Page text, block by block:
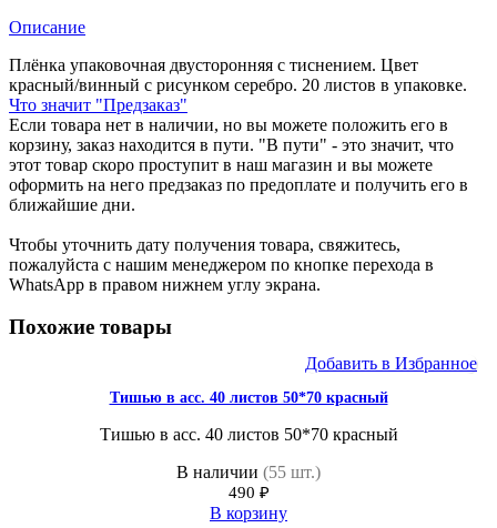
листов
Описание
Плёнка упаковочная двусторонняя с тиснением. Цвет
красный/винный с рисунком серебро. 20 листов в упаковке.
Что значит "Предзаказ"
Если товара нет в наличии, но вы можете положить его в
корзину, заказ находится в пути. "В пути" - это значит, что
этот товар скоро проступит в наш магазин и вы можете
оформить на него предзаказ по предоплате и получить его в
ближайшие дни.
Чтобы уточнить дату получения товара, свяжитесь,
пожалуйста с нашим менеджером по кнопке перехода в
WhatsApp в правом нижнем углу экрана.
Похожие товары
Добавить в Избранное
Тишью в асс. 40 листов 50*70 красный
Тишью в асс. 40 листов 50*70 красный
В наличии (55 шт.)
490 ₽
В корзину